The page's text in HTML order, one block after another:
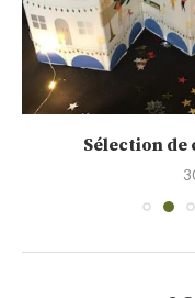
Sélection de